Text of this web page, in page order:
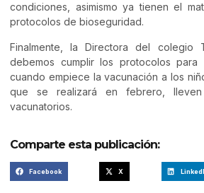
condiciones, asimismo ya tienen el
protocolos de bioseguridad.
Finalmente, la Directora del colegio
debemos cumplir los protocolos para
cuando empiece la vacunación a los
que se realizará en febrero,
vacunatorios.
Comparte esta publicación:
Facebook X